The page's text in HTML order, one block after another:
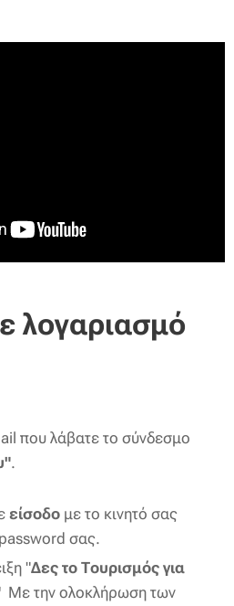
λογαριασμό
που λάβατε το σύνδεσμο
.
είσοδο με το κινητό σας
σας.​
"Δες το Τουρισμός για
Με την ολοκλήρωση των